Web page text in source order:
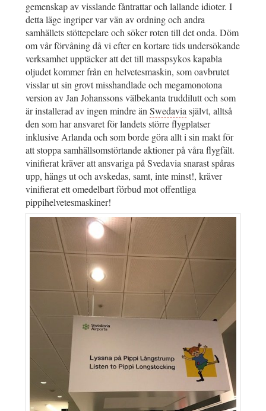
gemenskap av visslande fåntrattar och lallande idioter. I
detta läge ingriper var vän av ordning och andra
samhällets stöttepelare och söker roten till det onda. Döm
om vår förvåning då vi efter en kortare tids undersökande
verksamhet upptäcker att det till masspsykos kapabla
oljudet kommer från en helvetesmaskin, som oavbrutet
visslar ut sin grovt misshandlade och megamonotona
version av Jan Johanssons välbekanta truddilutt och som
är installerad av ingen mindre änSwedaviasjälvt, alltså
den som har ansvaret för landets större flygplatser
inklusive Arlanda och som borde göra allt i sin makt för
att stoppa samhällsomstörtande aktioner på våra flygfält.
vinifierat kräver att ansvariga på Svedavia snarast spåras
upp, hängs ut och avskedas, samt, inte minst!, kräver
vinifierat ett omedelbart förbud mot offentliga
pippihelvetesmaskiner!